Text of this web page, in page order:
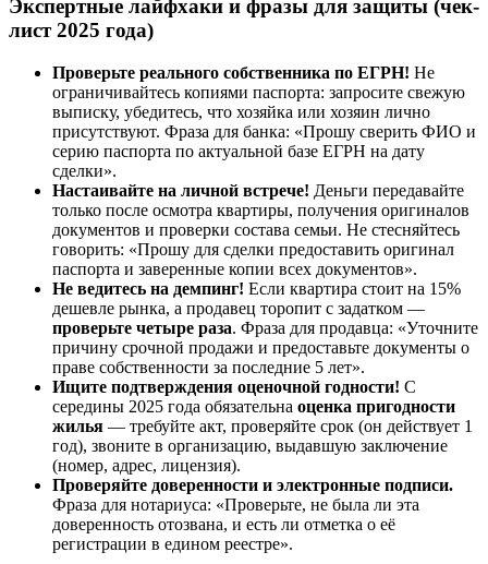
Экспертные лайфхаки и фразы для защиты (чек-
лист 2025 года)
Проверьте реального собственника по ЕГРН! Не
ограничивайтесь копиями паспорта: запросите свежую
выписку, убедитесь, что хозяйка или хозяин лично
присутствуют. Фраза для банка: «Прошу сверить ФИО и
серию паспорта по актуальной базе ЕГРН на дату
сделки».
Настаивайте на личной встрече! Деньги передавайте
только после осмотра квартиры, получения оригиналов
документов и проверки состава семьи. Не стесняйтесь
говорить: «Прошу для сделки предоставить оригинал
паспорта и заверенные копии всех документов».
Не ведитесь на демпинг! Если квартира стоит на 15%
дешевле рынка, а продавец торопит с задатком —
проверьте четыре раза. Фраза для продавца: «Уточните
причину срочной продажи и предоставьте документы о
праве собственности за последние 5 лет».
Ищите подтверждения оценочной годности! С
середины 2025 года обязательна оценка пригодности
жилья — требуйте акт, проверяйте срок (он действует 1
год), звоните в организацию, выдавшую заключение
(номер, адрес, лицензия).
Проверяйте доверенности и электронные подписи.
Фраза для нотариуса: «Проверьте, не была ли эта
доверенность отозвана, и есть ли отметка о её
регистрации в едином реестре».